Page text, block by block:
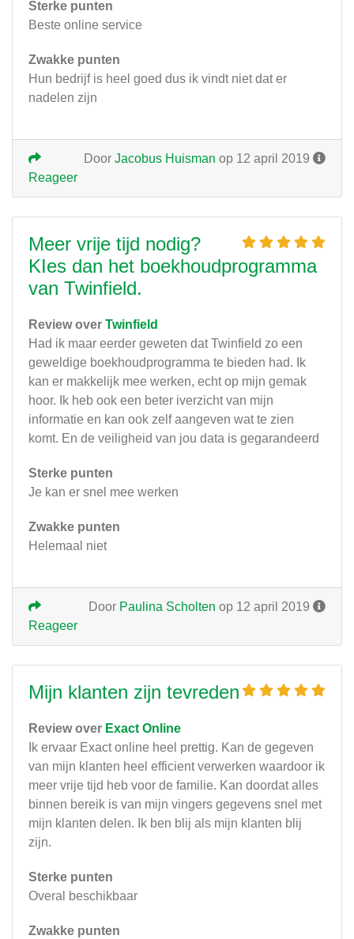
Sterke punten
Beste online service
Zwakke punten
Hun bedrijf is heel goed dus ik vindt niet dat er
nadelen zijn
Door Jacobus Huisman op 12 april 2019
Reageer
Meer vrije tijd nodig?
KIes dan het boekhoudprogramma
van Twinfield.
Review over Twinfield
Had ik maar eerder geweten dat Twinfield zo een
geweldige boekhoudprogramma te bieden had. Ik
kan er makkelijk mee werken, echt op mijn gemak
hoor. Ik heb ook een beter iverzicht van mijn
informatie en kan ook zelf aangeven wat te zien
komt. En de veiligheid van jou data is gegarandeerd
Sterke punten
Je kan er snel mee werken
Zwakke punten
Helemaal niet
Door Paulina Scholten op 12 april 2019
Reageer
Mijn klanten zijn tevreden
Review over Exact Online
Ik ervaar Exact online heel prettig. Kan de gegeven
van mijn klanten heel efficient verwerken waardoor ik
meer vrije tijd heb voor de familie. Kan doordat alles
binnen bereik is van mijn vingers gegevens snel met
mijn klanten delen. Ik ben blij als mijn klanten blij
zijn.
Sterke punten
Overal beschikbaar
Zwakke punten